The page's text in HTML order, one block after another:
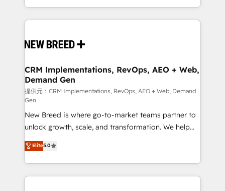
Breeze・Claude等をHubSpotと連携させ、役割定義・
革を、構想から実装・定着までPMOとして主導。「設
の統合・浸透・変革管理を実行します。 ▸ CMS戦略設
計・構築：リード獲得・CVR・SEOを前提にした情報設
計・導線設計・テンプレート設計をContent Hubで一体
提供。 ▸ 既存CRM・MAからの移行支援：Salesforce・
Marketo・Pardot等からの移行、カスタム設計、履歴
データ移行と活用設計まで。 ▸ AEO対応：ChatGPT・
ンツとサイト構造を最適化。 🏆 なぜ100incを選ぶの
か？ ✓ HubSpot Eliteパートナー認定 ✓ HubSpotアワ
ード受賞・HUGリーダー ✓ ISO27001:2022 /
Software) and Point Success Media (Paid Media),
making this the official home for all three brands. 🔄
and system integrations powered by Globalia’s
trainers to drive platform adoption. 📈 Revenue
Generation - Full-funnel marketing and high-
performance advertising via Point Success Media. -
Expert deployment of Breeze AI and custom agents
to automate growth. 🏆 Elite Excellence - 8 platform
accreditations and deep HIPAA-compliance
expertise. - A team of 250+ experts dedicated to
your resilient growth.
CRM Implementations, RevOps, AEO + Web,
Demand Gen
提供元：CRM Implementations, RevOps, AEO + Web, Demand
Gen
New Breed is where go-to-market teams partner to
unlock growth, scale, and transformation. We help
companies activate HubSpot’s AI-powered
customer platform and operationalize HubSpot’s
Loop Marketing framework through expert-led
services, smart agents, and purpose-built apps,
Elite5.0